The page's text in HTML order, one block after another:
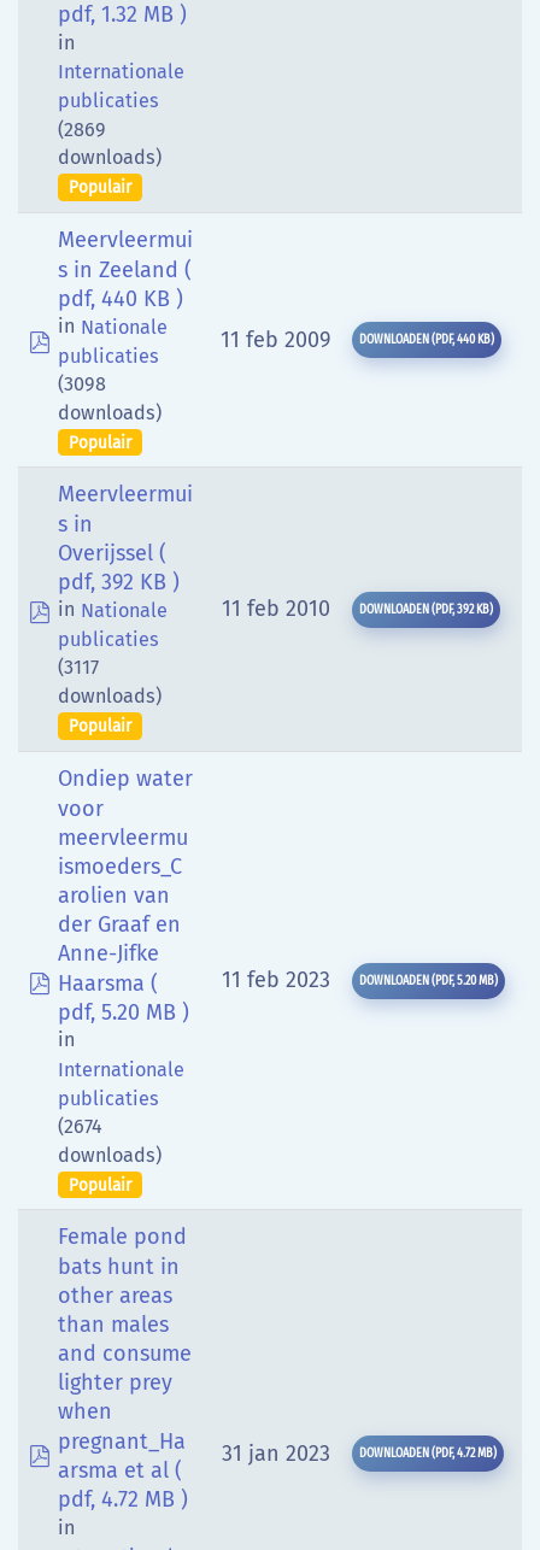
pdf, 1.32 MB )
in
Internationale
publicaties
(2869
downloads)
Populair
pdf
Meervleermui
s in Zeeland (
pdf, 440 KB )
in Nationale
publicaties
(3098
downloads)
Populair
11 feb 2009 DOWNLOADEN (PDF,440 KB)
pdf
Meervleermui
s in
Overijssel (
pdf, 392 KB )
in Nationale
publicaties
(3117
downloads)
Populair
11 feb 2010 DOWNLOADEN (PDF,392 KB)
pdf
Ondiep water
voor
meervleermu
ismoeders_C
arolien van
der Graaf en
Anne-Jifke
Haarsma (
pdf, 5.20 MB )
in
Internationale
publicaties
(2674
downloads)
Populair
11 feb 2023 DOWNLOADEN (PDF,5.20 MB)
pdf
Female pond
bats hunt in
other areas
than males
and consume
lighter prey
when
pregnant_Ha
arsma et al (
pdf, 4.72 MB )
in
31 jan 2023 DOWNLOADEN (PDF,4.72 MB)